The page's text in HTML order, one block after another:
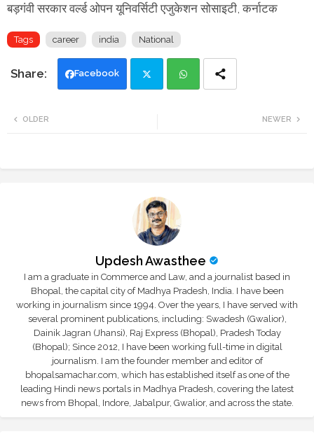
बड़गंवी सरकार वर्ल्ड ओपन यूनिवर्सिटी एजुकेशन सोसाइटी, कर्नाटक
Tags career india National
Facebook
NEWER
OLDER
Updesh Awasthee
I am a graduate in Commerce and Law, and a journalist based in
Bhopal, the capital city of Madhya Pradesh, India. I have been
working in journalism since 1994. Over the years, I have served with
several prominent publications, including: Swadesh (Gwalior),
Dainik Jagran (Jhansi), Raj Express (Bhopal), Pradesh Today
(Bhopal); Since 2012, I have been working full-time in digital
journalism. I am the founder member and editor of
bhopalsamachar.com, which has established itself as one of the
leading Hindi news portals in Madhya Pradesh, covering the latest
news from Bhopal, Indore, Jabalpur, Gwalior, and across the state.